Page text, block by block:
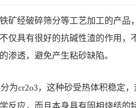
矿经破碎筛分等工艺加工的产品
仅具有很好的抗碱性渣的作用，
渗透，避免产生粘砂缺陷。
为cr2o3，这种砂受热体积稳定
反应，而且本身具有固相烧结的